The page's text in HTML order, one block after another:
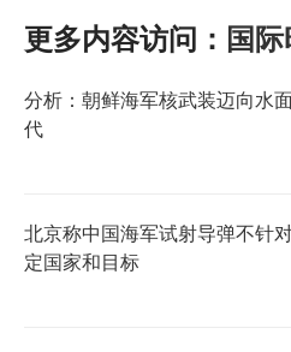
更多内容访问： 国
分析：朝鲜海军核武装迈向水
代
北京称中国海军试射导弹不针
定国家和目标